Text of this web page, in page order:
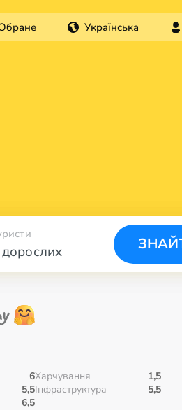
Українська
6
5,5
6,5
Харчування
1,5
Інфраструктура
5,5